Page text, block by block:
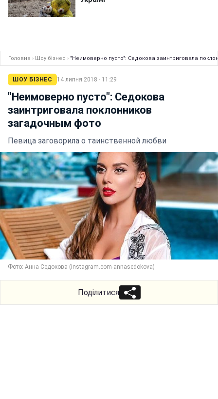
Головна › Шоу бізнес › "Неимоверно пусто": Седокова заинтриговала
ШОУ БІЗНЕС 14 липня 2018 · 11:29
"Неимоверно пусто": Седокова
заинтриговала поклонников
загадочным фото
Певица заговорила о таинственной любви
Фото: Анна Седокова (instagram.com-annasedokova)
Поділитися